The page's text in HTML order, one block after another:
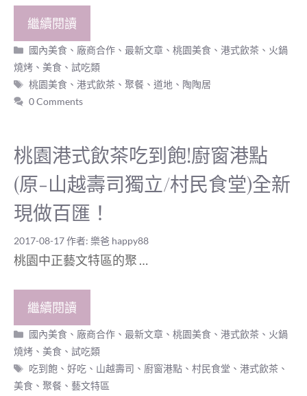
繼續閱讀
分
類
國內美食 、 廠商合作 、最新文章 、桃園美食 、港式飲茶、火鍋
燒烤 、 美食 、 試吃類
標
籤
桃園美食 、港式飲茶 、聚餐 、道地 、 陶陶居
0 Comments
桃園港式飲茶吃到飽!廚窗港點
(原-山越壽司獨立/村民食堂)全新
現做百匯！
2017-08-17作者: 樂爸 happy88
桃園中正藝文特區的聚 …
繼續閱讀
分
類
國內美食 、 廠商合作 、最新文章 、桃園美食 、港式飲茶、火鍋
燒烤 、 美食 、 試吃類
標
籤
吃到飽 、好吃 、 山越壽司 、 廚窗港點 、村民食堂 、港式飲茶 、
美食 、 聚餐 、 藝文特區